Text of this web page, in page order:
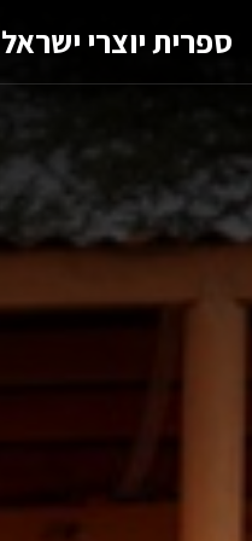
ספרית יוצרי ישראל